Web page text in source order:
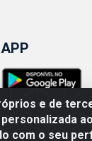
e de
com o seu